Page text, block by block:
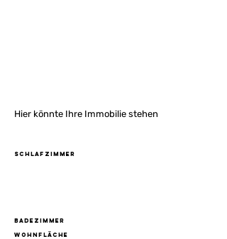
Hier könnte Ihre Immobilie stehen
Schlafzimmer
Badezimmer
Wohnfläche